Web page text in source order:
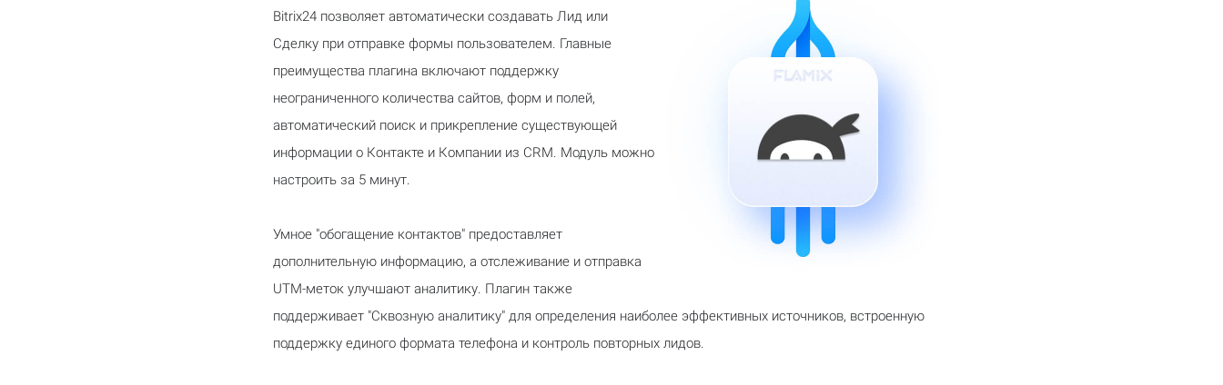
Bitrix24 позволяет автоматически создавать Лид или
Сделку при отправке формы пользователем. Главные
преимущества плагина включают поддержку
неограниченного количества сайтов, форм и полей,
автоматический поиск и прикрепление существующей
информации о Контакте и Компании из CRM. Модуль можно
настроить за 5 минут.
Умное "обогащение контактов" предоставляет
дополнительную информацию, а отслеживание и отправка
UTM-меток улучшают аналитику. Плагин также
поддерживает "Сквозную аналитику" для определения наиболее эффективных источников, встроенную
поддержку единого формата телефона и контроль повторных лидов.